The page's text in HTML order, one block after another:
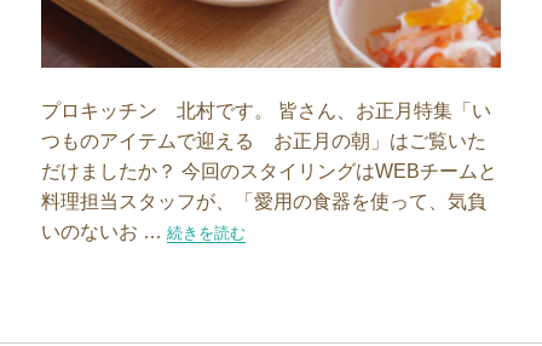
プロキッチン 北村です。 皆さん、お正月特集「い
つものアイテムで迎える お正月の朝」はご覧いた
だけましたか？ 今回のスタイリングはWEBチームと
料理担当スタッフが、「愛用の食器を使って、気負
いのないお …“おせち料理の買い出しは築地へGO”の
続きを読む